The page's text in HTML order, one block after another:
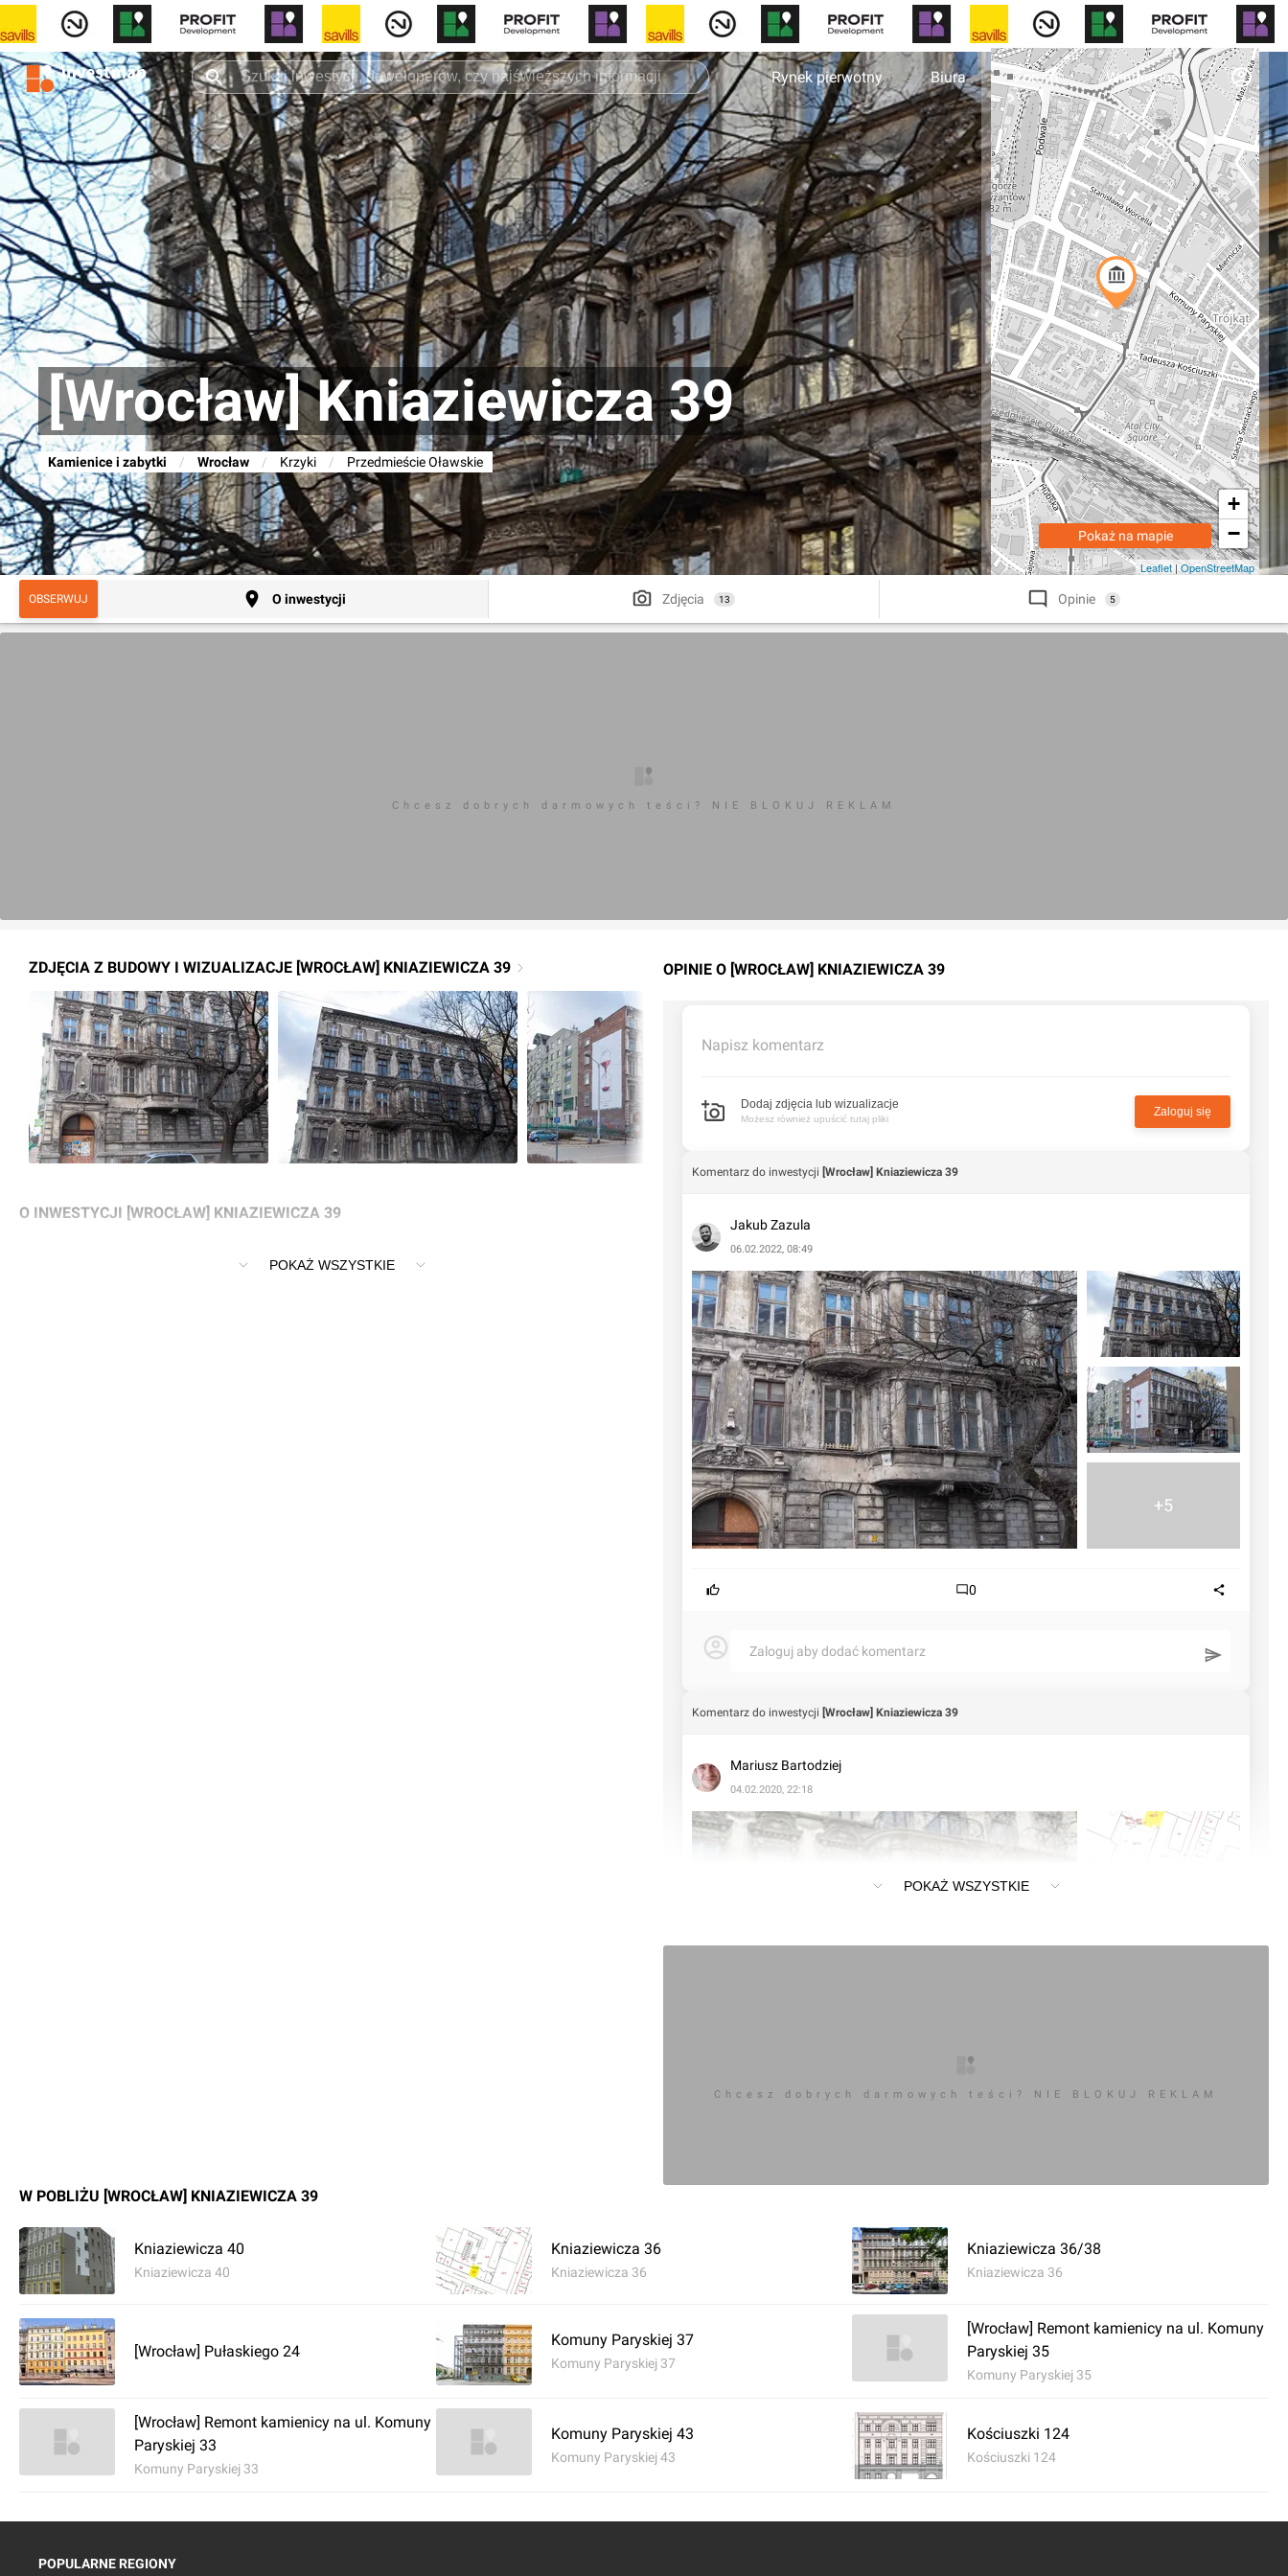
Rynek pierwotny Biura Forum Wiadomości
[Wrocław] Knia­zie­wi­cza 39
Kamienice i zabytki / Wrocław / Krzyki / Przedmieście Oławskie
+
−
Leaflet | OpenStreetMap
Pokaż na mapie
OBSERWUJ O inwestycji Zdjęcia 13 Opinie 5
Chcesz dobrych darmowych teści? NIE BLOKUJ REKLAM
ZDJĘCIA Z BUDOWY I WIZUALIZACJE [WROCŁAW] KNIA­ZIE­WI­CZA 39
O INWESTYCJI [WROCŁAW] KNIA­ZIE­WI­CZA 39
Remont kamienicy przy ul. Knia­zie­wi­cza 39
POKAŻ WSZYSTKIE
OPINIE O [WROCŁAW] KNIA­ZIE­WI­CZA 39
Napisz komentarz
Dodaj zdjęcia lub wizualizacje
Możesz również upuścić tutaj pliki
Zaloguj się
Komentarz do inwestycji [Wrocław] Knia­zie­wi­cza 39
Jakub Zazula
06.02.2022, 08:49
+5
0
Zaloguj aby dodać komentarz
Komentarz do inwestycji [Wrocław] Knia­zie­wi­cza 39
Mariusz Bartodziej
04.02.2020, 22:18
[Wrocław] Knia­zie­wi­cza 39
Ciekawe czy coś wykombinują od Pułaskiego ciekawego, czy ... miejsce na baner
0
Zaloguj aby dodać komentarz
POKAŻ WSZYSTKIE
Chcesz dobrych darmowych teści? NIE BLOKUJ REKLAM
W POBLIŻU [WROCŁAW] KNIA­ZIE­WI­CZA 39
Kniaziewicza 40
Kniaziewicza 40
Knia­zie­wi­cza 36
Knia­zie­wi­cza 36
Kniaziewicza 36/38
Kniaziewicza 36
[Wrocław] Pułaskiego 24
Komuny Paryskiej 37
Komuny Paryskiej 37
[Wrocław] Remont kamienicy na ul. Komuny
Paryskiej 35
Komuny Paryskiej 35
[Wrocław] Remont kamienicy na ul. Komuny
Paryskiej 33
Komuny Paryskiej 33
Komuny Paryskiej 43
Komuny Paryskiej 43
Kościuszki 124
Kościuszki 124
POPULARNE REGIONY